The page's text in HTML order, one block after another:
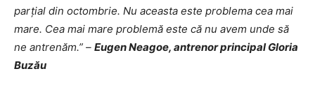
parțial din octombrie. Nu aceasta este problema cea mai
mare. Cea mai mare problemă este că nu avem unde să
ne antrenăm.” – Eugen Neagoe, antrenor principal Gloria
Buzău